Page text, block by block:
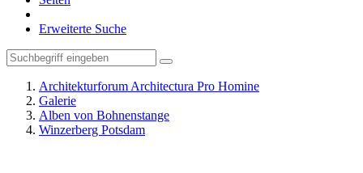
Erweiterte Suche
Architekturforum Architectura Pro Homine
Galerie
Alben von Bohnenstange
Winzerberg Potsdam